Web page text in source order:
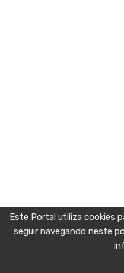
Este Portal utiliza cookies
seguir navegando neste